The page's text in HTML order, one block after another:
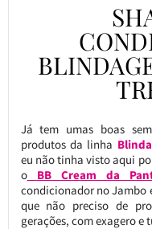
Já tem umas boas
produtos da linha
eu não tinha visto aqui
o
BB Cream da
condicionador no Jambo
que não preciso de
gerações, com exagero e